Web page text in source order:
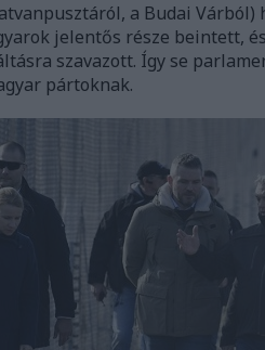
a Budai
jelentős része beintett,
szavazott. Így se
pártoknak.